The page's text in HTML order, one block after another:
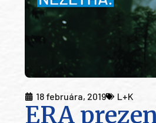
18 februára, 2019 L+K
ERA